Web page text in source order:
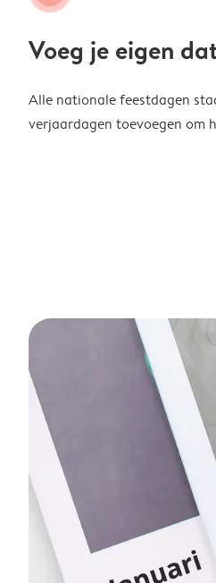
Voeg je eigen
Alle nationale feestdagen
verjaardagen toevoegen om